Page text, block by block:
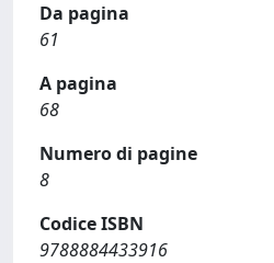
Da pagina
61
A pagina
68
Numero di pagine
8
Codice ISBN
9788884433916